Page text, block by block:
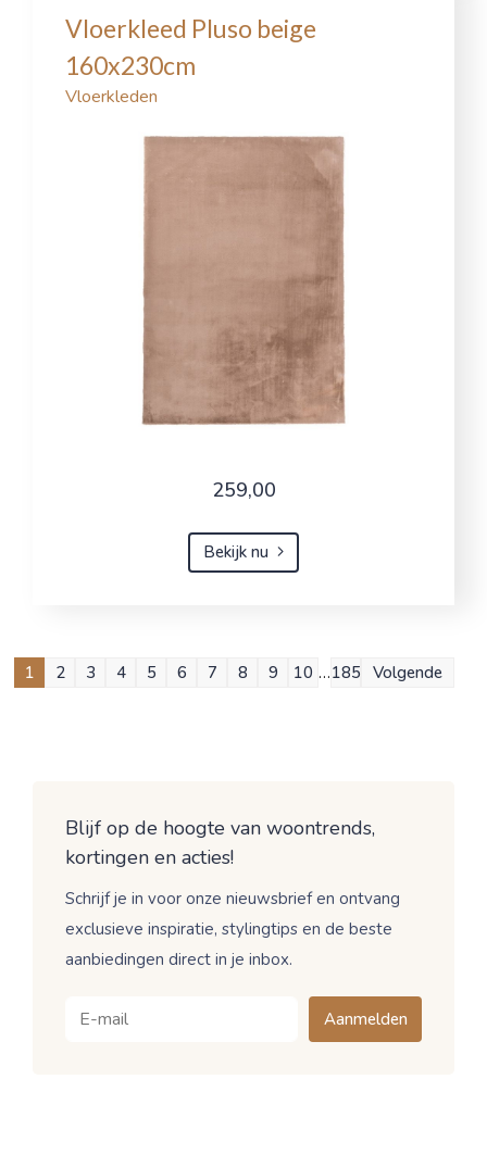
Vloerkleed Pluso beige
160x230cm
Vloerkleden
259,00
Bekijk nu
1 2 3 4 5 6 7 8 9 10 …185 Volgende
Blijf op de hoogte van woontrends,
kortingen en acties!
Schrijf je in voor onze nieuwsbrief en ontvang
exclusieve inspiratie, stylingtips en de beste
aanbiedingen direct in je inbox.
Aanmelden